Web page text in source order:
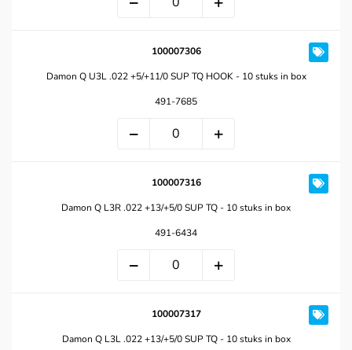
100007306
Damon Q U3L .022 +5/+11/0 SUP TQ HOOK - 10 stuks in box
491-7685
100007316
Damon Q L3R .022 +13/+5/0 SUP TQ - 10 stuks in box
491-6434
100007317
Damon Q L3L .022 +13/+5/0 SUP TQ - 10 stuks in box